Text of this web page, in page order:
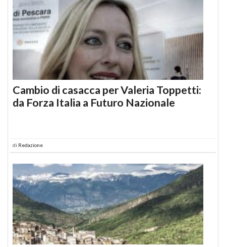
Cambio di casacca per Valeria Toppetti:
da Forza Italia a Futuro Nazionale
di Redazione